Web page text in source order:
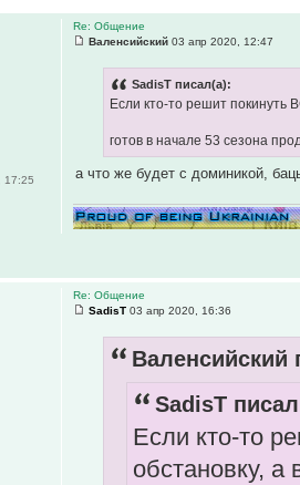
Re: Общение
Валенсийский 03 апр 2020, 12:47
SadisT писал(а):
Если кто-то решит покинуть
готов в начале 53 сезона
а что же будет с доминикой,
17:25
Re: Общение
SadisT 03 апр 2020, 16:36
Валенсийский
SadisT
Если кто-то
обстановку,